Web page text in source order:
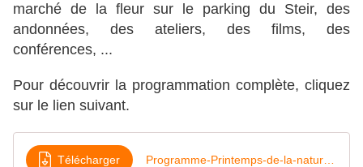
marché de la fleur sur le parking du Steir, des
andonnées, des ateliers, des films, des
conférences, ...
Pour découvrir la programmation complète, cliquez
sur le lien suivant.
Télécharger